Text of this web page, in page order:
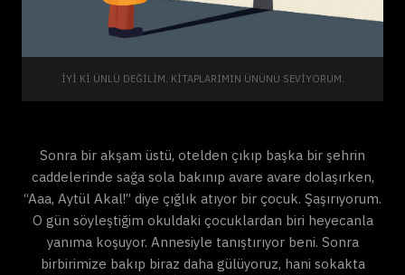
İYI KI ÜNLÜ DEĞILIM. KITAPLARIMIN ÜNÜNÜ SEVIYORUM.
Sonra bir akşam üstü, otelden çıkıp başka bir şehrin
caddelerinde sağa sola bakınıp avare avare dolaşırken,
“Aaa, Aytül Akal!” diye çığlık atıyor bir çocuk. Şaşırıyorum.
O gün söyleştiğim okuldaki çocuklardan biri heyecanla
yanıma koşuyor. Annesiyle tanıştırıyor beni. Sonra
birbirimize bakıp biraz daha gülüyoruz, hani sokakta